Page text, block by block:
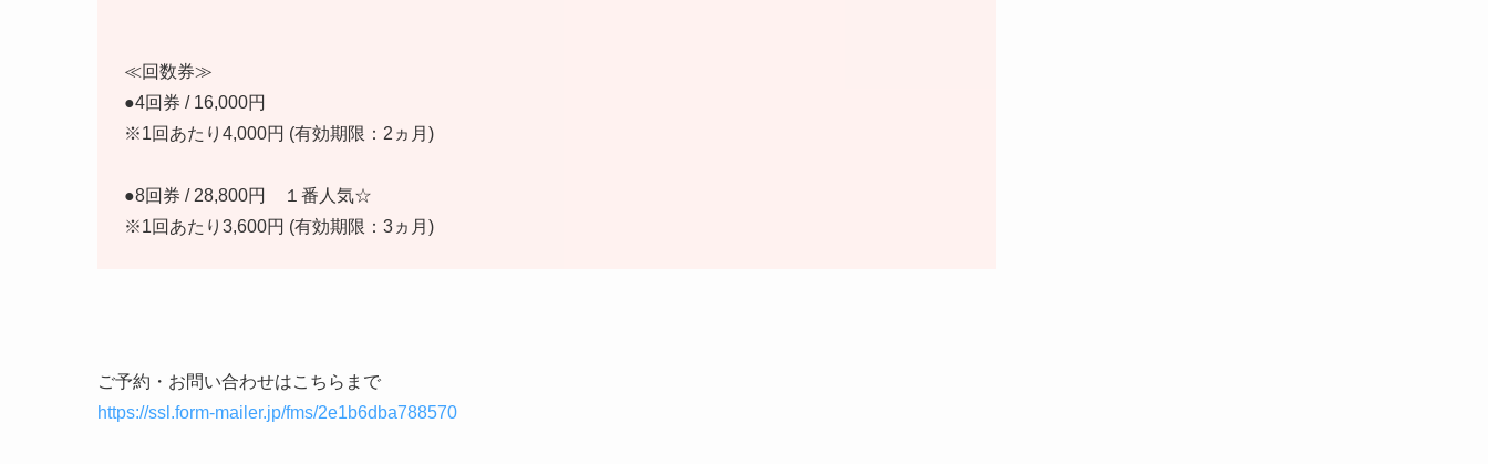
≪回数券≫
●4回券 / 16,000円
※1回あたり4,000円 (有効期限：2ヵ月)
●8回券 / 28,800円 １番人気☆
※1回あたり3,600円 (有効期限：3ヵ月)
ご予約・お問い合わせはこちらまで
https://ssl.form-mailer.jp/fms/2e1b6dba788570